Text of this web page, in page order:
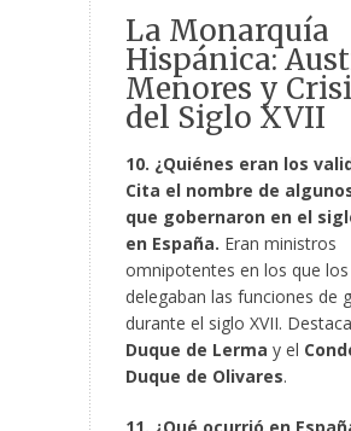
La Monarquía
Hispánica:
Menores y
del Siglo XVII
10. ¿Quiénes eran los
Cita el nombre de
que gobernaron en el
en España. Eran ministros
omnipotentes en los que los
delegaban las funciones de
durante el siglo XVII.
Duque de Lerma y el
Duque de Olivares.